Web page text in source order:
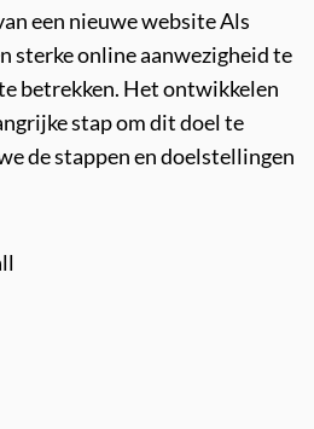
een nieuwe website Als
sterke online aanwezigheid te
betrekken. Het ontwikkelen
stap om dit doel te
de stappen en doelstellingen